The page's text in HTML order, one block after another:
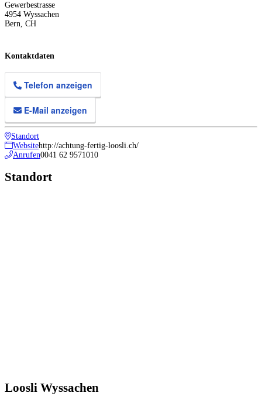
Gewerbestrasse
4954 Wyssachen
Bern, CH
Kontaktdaten
Telefon anzeigen
E-Mail anzeigen
Standort
Websitehttp://achtung-fertig-loosli.ch/
Anrufen0041 62 9571010
Standort
Loosli Wyssachen